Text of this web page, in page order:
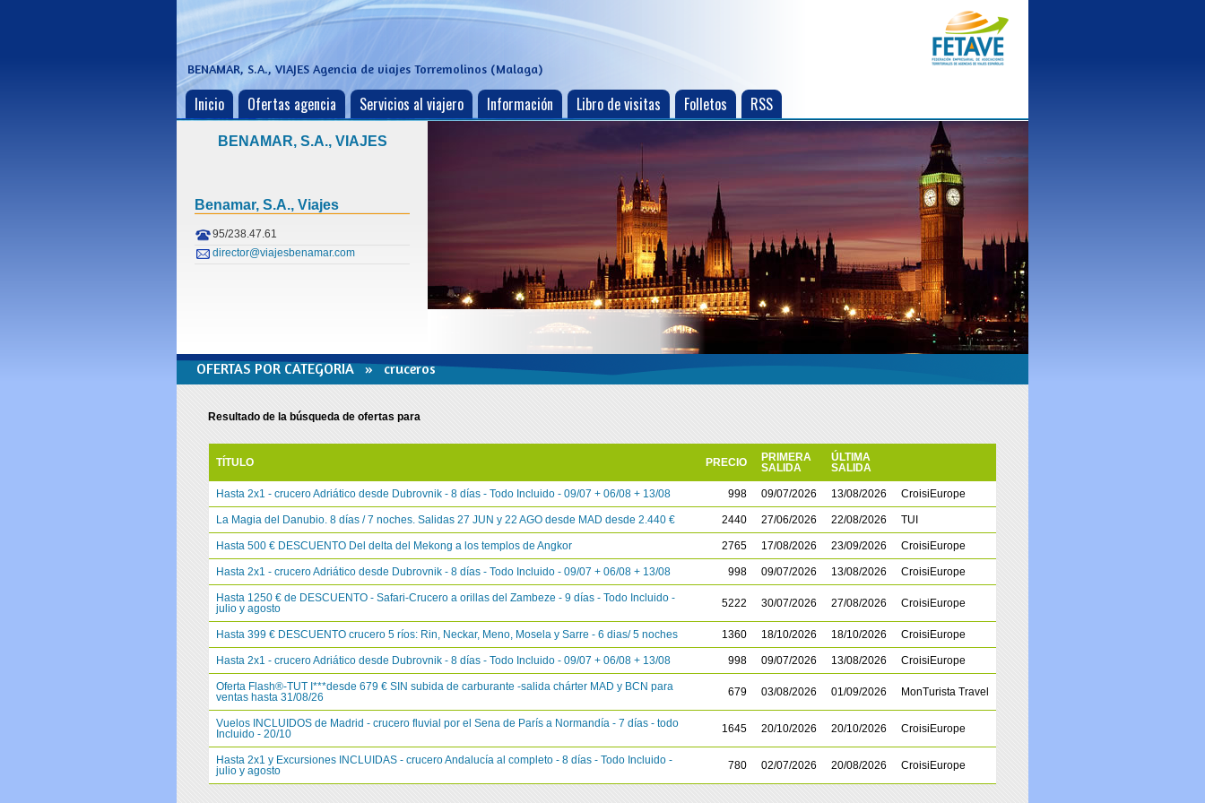
BENAMAR, S.A., VIAJES Agencia de viajes Torremolinos (Malaga)
Inicio Ofertas agencia Servicios al viajero Información Libro de visitas Folletos RSS
BENAMAR, S.A., VIAJES
Benamar, S.a., Viajes
95/238.47.61
director@viajesbenamar.com
OFERTAS POR CATEGORIA »cruceros
Resultado de la búsqueda de ofertas para
TÍTULO PRECIO
PRIMERA
SALIDA
ÚLTIMA
SALIDA
Hasta 2x1 - crucero Adriático desde Dubrovnik - 8 días - Todo Incluido - 09/07 + 06/08 + 13/08 998 09/07/2026 13/08/2026 CroisiEurope
La Magia del Danubio. 8 días / 7 noches. Salidas 27 JUN y 22 AGO desde MAD desde 2.440 € 2440 27/06/2026 22/08/2026 TUI
Hasta 500 € DESCUENTO Del delta del Mekong a los templos de Angkor 2765 17/08/2026 23/09/2026 CroisiEurope
Hasta 2x1 - crucero Adriático desde Dubrovnik - 8 días - Todo Incluido - 09/07 + 06/08 + 13/08 998 09/07/2026 13/08/2026 CroisiEurope
Hasta 1250 € de DESCUENTO - Safari-Crucero a orillas del Zambeze - 9 días - Todo Incluido -
julio y agosto
5222 30/07/2026 27/08/2026 CroisiEurope
Hasta 399 € DESCUENTO crucero 5 ríos: Rin, Neckar, Meno, Mosela y Sarre - 6 dias/ 5 noches 1360 18/10/2026 18/10/2026 CroisiEurope
Hasta 2x1 - crucero Adriático desde Dubrovnik - 8 días - Todo Incluido - 09/07 + 06/08 + 13/08 998 09/07/2026 13/08/2026 CroisiEurope
Oferta Flash®-TUT I***desde 679 € SIN subida de carburante -salida chárter MAD y BCN para
ventas hasta 31/08/26
679 03/08/2026 01/09/2026 MonTurista Travel
Vuelos INCLUIDOS de Madrid - crucero fluvial por el Sena de París a Normandía - 7 días - todo
Incluido - 20/10
1645 20/10/2026 20/10/2026 CroisiEurope
Hasta 2x1 y Excursiones INCLUIDAS - crucero Andalucía al completo - 8 días - Todo Incluido -
julio y agosto
780 02/07/2026 20/08/2026 CroisiEurope